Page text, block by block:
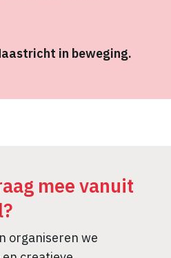
in beweging.
mee vanuit
organiseren we